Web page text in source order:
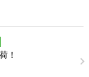
！